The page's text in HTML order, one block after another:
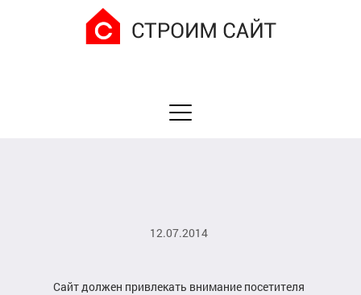
12.07.2014
Сайт должен привлекать внимание посетителя